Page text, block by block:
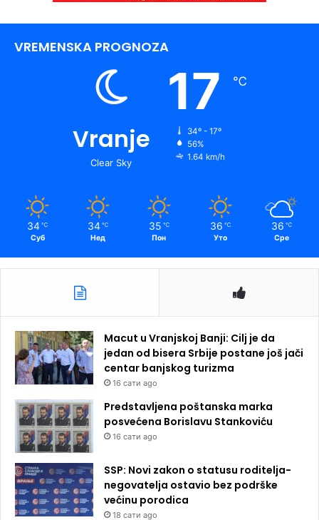
VREMENSKA PROGNOZA
Vranje
Clear Sky
17 ℃
34º - 17º
56%
1.64 km/h
34 ℃
Суб
34 ℃
Нед
35 ℃
Пон
36 ℃
Уто
36 ℃
Сре
Macut u Vranjskoj Banji: Cilj je da
jedan od bisera Srbije postane još jači
centar banjskog turizma
16 сати ago
Predstavljena poštanska marka
posvećena Borislavu Stankoviću
16 сати ago
SSP: Novi zakon o statusu roditelja-
negovatelja ostavio bez podrške
većinu porodica
18 сати ago